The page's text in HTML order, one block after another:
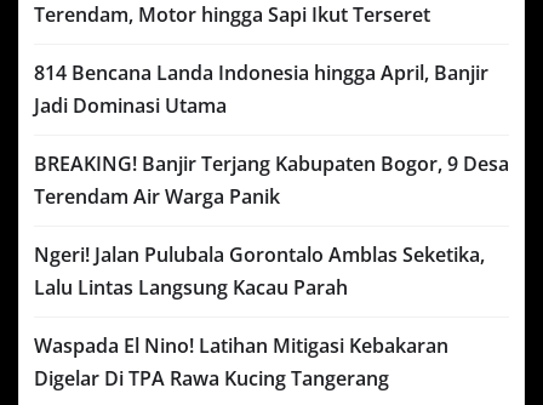
Terendam, Motor hingga Sapi Ikut Terseret
814 Bencana Landa Indonesia hingga April, Banjir
Jadi Dominasi Utama
BREAKING! Banjir Terjang Kabupaten Bogor, 9 Desa
Terendam Air Warga Panik
Ngeri! Jalan Pulubala Gorontalo Amblas Seketika,
Lalu Lintas Langsung Kacau Parah
Waspada El Nino! Latihan Mitigasi Kebakaran
Digelar Di TPA Rawa Kucing Tangerang